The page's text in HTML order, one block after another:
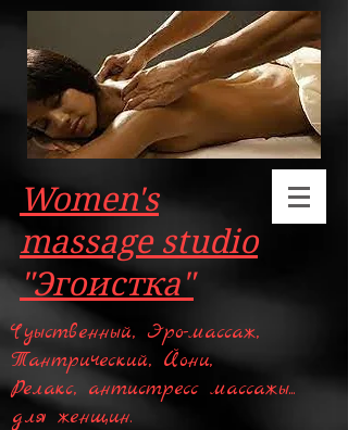
Women's
massage studio
"Эгоистка"
Чуыственный, Эро-массаж,
Тантрический, Йони,
Релакс, антистресс массажы...
для женщин.